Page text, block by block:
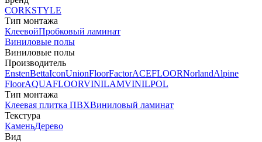
CORKSTYLE
Тип монтажа
КлеевойПробковый ламинат
Виниловые полы
Виниловые полы
Производитель
EnstenBettaIconUnionFloorFactorACEFLOORNorlandAlpine
FloorAQUAFLOORVINILAMVINILPOL
Тип монтажа
Клеевая плитка ПВХВиниловый ламинат
Текстура
КаменьДерево
Вид